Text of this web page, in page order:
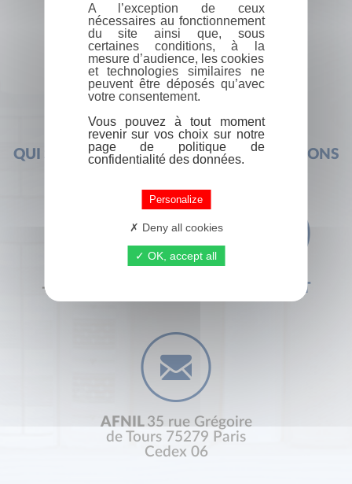
QUI SOMMES-NOUS ? FOIRE AUX QUESTIONS
+33 (0) 1 44 41 29 19 CONTACT
AFNIL 35 rue Grégoire
de Tours 75279 Paris
Cedex 06
A l’exception de ceux
nécessaires au fonctionnement
du site ainsi que, sous
certaines conditions, à la
mesure d’audience, les cookies
et technologies similaires ne
peuvent être déposés qu’avec
votre consentement.
Vous pouvez à tout moment
revenir sur vos choix sur notre
page de politique de
confidentialité des données.
Personalize
Deny all cookies
OK, accept all